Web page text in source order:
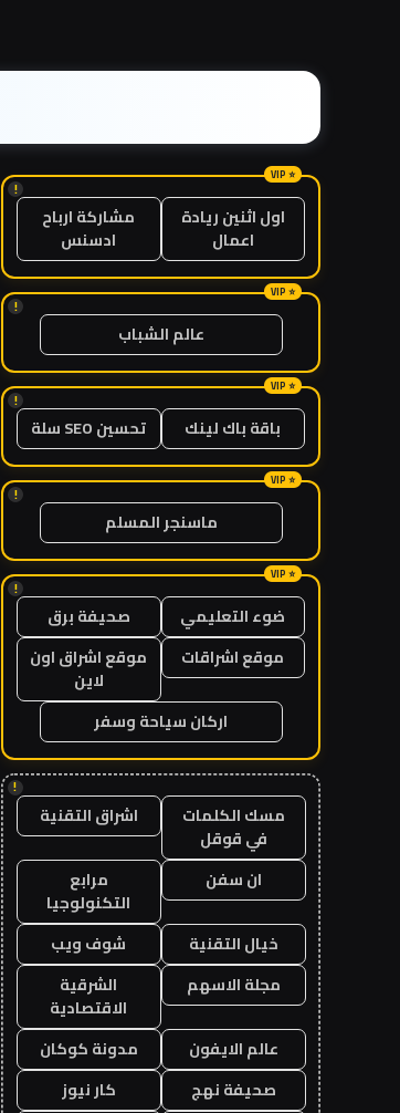
!
اول اثنين ريادة
اعمال
مشاركة ارباح
ادسنس
!
عالم الشباب
!
باقة باك لينك تحسين SEO سلة
!
ماسنجر المسلم
!
ضوء التعليمي
صحيفة برق
موقع اشراقات
موقع اشراق اون
لاين
اركان سياحة وسفر
!
مسك الكلمات
في قوقل
اشراق التقنية
ان سفن
مرابع
التكنولوجيا
خيال التقنية
شوف ويب
مجلة الاسهم
الشرقية
الاقتصادية
عالم الايفون
مدونة كوكان
صحيفة نهج
كار نيوز